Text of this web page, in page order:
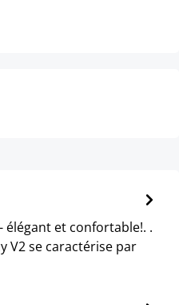
élégant et confortable!. .
V2 se caractérise par